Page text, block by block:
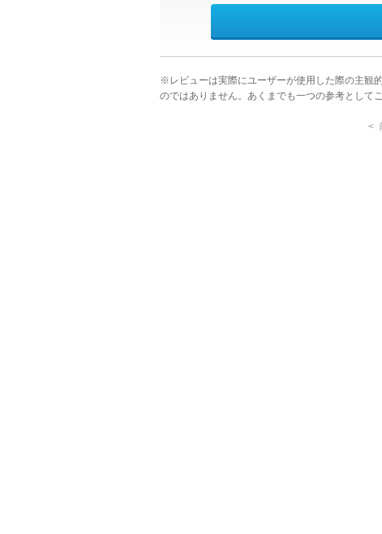
※レビューは実際にユーザーが使用した際の主観
のではありません。あくまでも一つの参考として
<